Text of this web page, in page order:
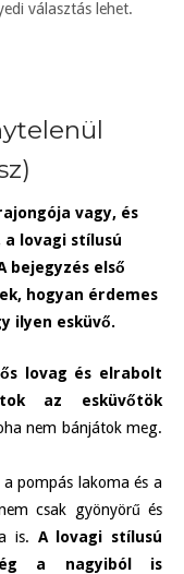
választás lehet.
vagy, és
lovagi stílusú
bejegyzés első
hogyan érdemes
ilyen esküvő.
lovag és elrabolt
az esküvőtök
nem bánjátok meg.
pompás lakoma és a
csak gyönyörű és
is. A lovagi stílusú
a nagyiból is